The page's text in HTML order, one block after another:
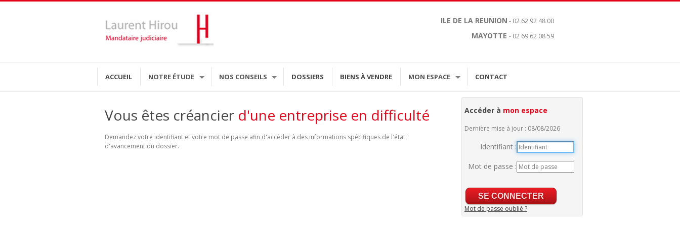
ILE DE LA REUNION - 02 62 92 48 00
MAYOTTE- 02 69 62 08 59
ACCUEIL NOTRE ÉTUDE NOS CONSEILS DOSSIERS BIENS À VENDRE MON ESPACE CONTACT
Accéder à mon espace
Dernière mise à jour : 08/08/2026
Identifiant :
Mot de passe :
Mot de passe oublié ?
Vous êtes créancier d'une entreprise en difficulté
Demandez votre identifiant et votre mot de passe afin d'accéder à des informations spécifiques de l'état
d'avancement du dossier.